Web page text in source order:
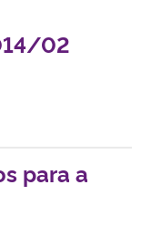
02
para a